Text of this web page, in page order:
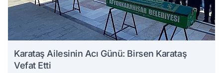
Karataş Ailesinin Acı Günü: Birsen Karataş
Vefat Etti